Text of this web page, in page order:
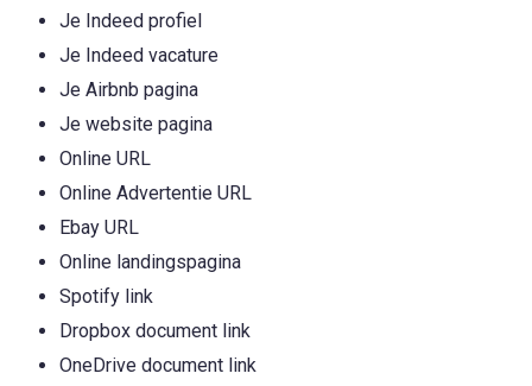
Je Indeed profiel
Je Indeed vacature
Je Airbnb pagina
Je website pagina
Online URL
Online Advertentie URL
Ebay URL
Online landingspagina
Spotify link
Dropbox document link
OneDrive document link